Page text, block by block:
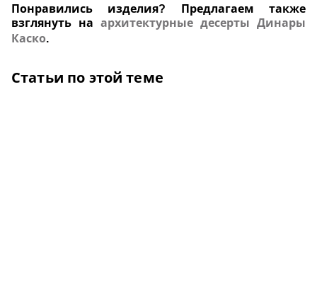
Понравились изделия? Предлагаем также
взглянуть на архитектурные десерты Динары
Каско.
Статьи по этой теме